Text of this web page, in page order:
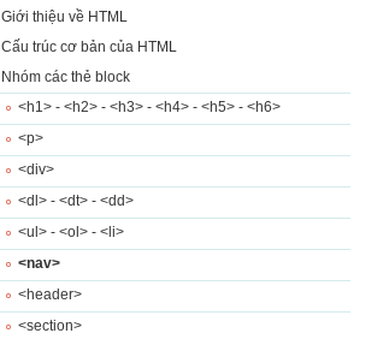
Giới thiệu về HTML
Cấu trúc cơ bản của HTML
Nhóm các thẻ block
<h1> - <h2> - <h3> - <h4> - <h5> - <h6>
<p>
<div>
<dl> - <dt> - <dd>
<ul> - <ol> - <li>
<nav>
<header>
<section>